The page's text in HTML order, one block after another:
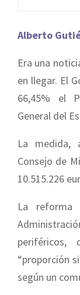
Alberto
Era una
en llegar. El
66,45% el
General del
La medida,
Consejo de
10.515.226
La
periféricos,
“proporción
según un